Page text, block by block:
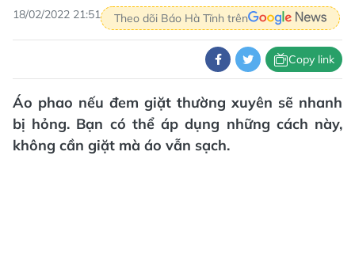
18/02/2022 21:51 Theo dõi Báo Hà Tĩnh trên
Copy link
Áo phao nếu đem giặt thường xuyên sẽ nhanh
bị hỏng. Bạn có thể áp dụng những cách này,
không cần giặt mà áo vẫn sạch.